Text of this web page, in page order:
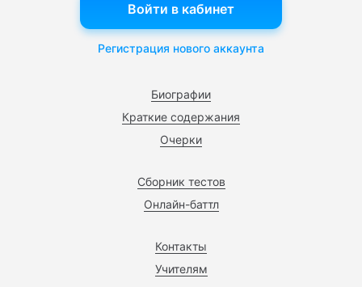
Биографии
Краткие содержания
Очерки
Сборник тестов
Онлайн-баттл
Контакты
Учителям
Войти в кабинет
Регистрация нового аккаунта